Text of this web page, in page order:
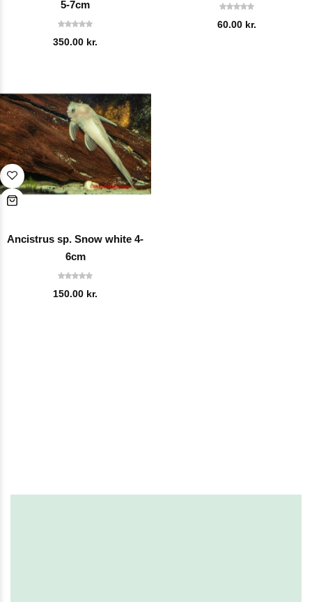
5-7cm
350.00 kr.
60.00 kr.
Ancistrus sp. Snow white 4-
6cm
150.00 kr.